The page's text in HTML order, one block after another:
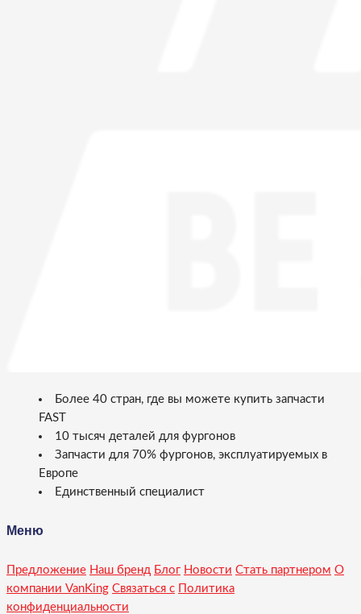
Более 40 стран, где вы можете купить запчасти
FAST
10 тысяч деталей для фургонов
Запчасти для 70% фургонов, эксплуатируемых в
Европе
Единственный специалист
Меню
Предложение Наш бренд Блог Новости Стать партнером О
компании VanKing Связаться с Политика
конфиденциальности